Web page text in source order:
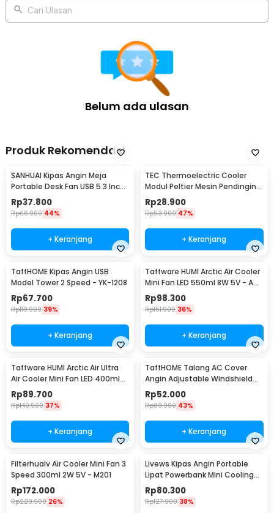
Cari Ulasan
Belum ada ulasan
Produk Rekomendasi
SANHUAI Kipas Angin Meja
Portable Desk Fan USB 5.3 Inch
2.5W - A18
Rp37.800
Rp66.900 44%
+ Keranjang
TEC Thermoelectric Cooler
Modul Peltier Mesin Pendingin
92W 12V - TEC1-12706
Rp28.900
Rp53.900 47%
+ Keranjang
TaffHOME Kipas Angin USB
Model Tower 2 Speed - YK-1208
Rp67.700
Rp110.900 39%
+ Keranjang
Taffware HUMI Arctic Air Cooler
Mini Fan LED 550ml 8W 5V - AA-
MC4
Rp98.300
Rp151.900 36%
+ Keranjang
Taffware HUMI Arctic Air Ultra
Air Cooler Mini Fan LED 400ml
8W 5V - K-F009
Rp89.700
Rp140.900 37%
+ Keranjang
TaffHOME Talang AC Cover
Angin Adjustable Windshield
Deflector - WB588
Rp52.000
Rp89.900 43%
+ Keranjang
Filterhualv Air Cooler Mini Fan 3
Speed 300ml 2W 5V - M201
Rp172.000
Rp229.900 26%
Livews Kipas Angin Portable
Lipat Powerbank Mini Cooling
Fan 3000mAh - F3
Rp80.300
Rp127.900 38%